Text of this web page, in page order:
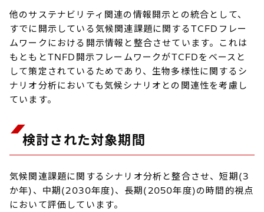
他のサステナビリティ関連の情報開示との統合として、
すでに開示している気候関連課題に関するTCFDフレー
ムワークにおける開示情報と整合させています。これは
もともとTNFD開示フレームワークがTCFDをベースと
して策定されているためであり、生物多様性に関するシ
ナリオ分析においても気候シナリオとの関連性を考慮し
ています。
検討された対象期間
気候関連課題に関するシナリオ分析と整合させ、短期(3
か年)、中期(2030年度)、長期(2050年度)の時間的視点
において評価しています。